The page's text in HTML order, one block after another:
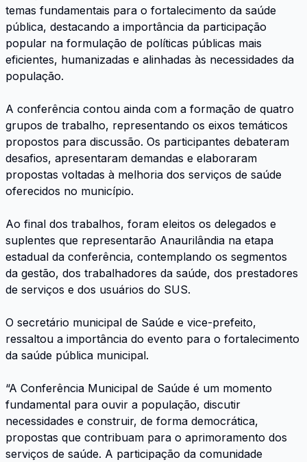
temas fundamentais para o fortalecimento da saúde
pública, destacando a importância da participação
popular na formulação de políticas públicas mais
eficientes, humanizadas e alinhadas às necessidades da
população.
A conferência contou ainda com a formação de quatro
grupos de trabalho, representando os eixos temáticos
propostos para discussão. Os participantes debateram
desafios, apresentaram demandas e elaboraram
propostas voltadas à melhoria dos serviços de saúde
oferecidos no município.
Ao final dos trabalhos, foram eleitos os delegados e
suplentes que representarão Anaurilândia na etapa
estadual da conferência, contemplando os segmentos
da gestão, dos trabalhadores da saúde, dos prestadores
de serviços e dos usuários do SUS.
O secretário municipal de Saúde e vice-prefeito,
ressaltou a importância do evento para o fortalecimento
da saúde pública municipal.
“A Conferência Municipal de Saúde é um momento
fundamental para ouvir a população, discutir
necessidades e construir, de forma democrática,
propostas que contribuam para o aprimoramento dos
serviços de saúde. A participação da comunidade